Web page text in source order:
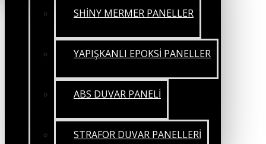
SHİNY MERMER PANELLER
YAPIŞKANLI EPOKSİ PANELLER
ABS DUVAR PANELİ
STRAFOR DUVAR PANELLERİ